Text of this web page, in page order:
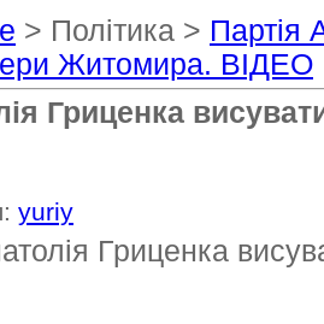
> Політика > Партія
Житомира. ВІДЕО
Гриценка
yuriy